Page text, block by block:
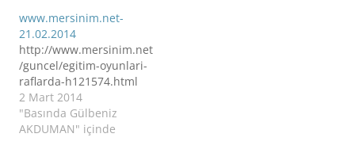
www.mersinim.net-
21.02.2014
http://www.mersinim.net
/guncel/egitim-oyunlari-
raflarda-h121574.html
2 Mart 2014
"Basında Gülbeniz
AKDUMAN" içinde